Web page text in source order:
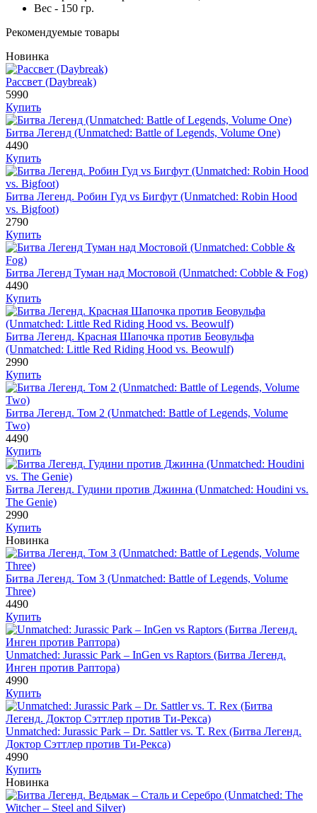
Вес - 150 гр.
Рекомендуемые товары
Новинка
Рассвет (Daybreak)
5990
Купить
Битва Легенд (Unmatched: Battle of Legends, Volume One)
4490
Купить
Битва Легенд. Робин Гуд vs Бигфут (Unmatched: Robin Hood
vs. Bigfoot)
2790
Купить
Битва Легенд Туман над Мостовой (Unmatched: Cobble & Fog)
4490
Купить
Битва Легенд. Красная Шапочка против Беовульфа
(Unmatched: Little Red Riding Hood vs. Beowulf)
2990
Купить
Битва Легенд. Том 2 (Unmatched: Battle of Legends, Volume
Two)
4490
Купить
Битва Легенд. Гудини против Джинна (Unmatched: Houdini vs.
The Genie)
2990
Купить
Новинка
Битва Легенд. Том 3 (Unmatched: Battle of Legends, Volume
Three)
4490
Купить
Unmatched: Jurassic Park – InGen vs Raptors (Битва Легенд.
Инген против Раптора)
4990
Купить
Unmatched: Jurassic Park – Dr. Sattler vs. T. Rex (Битва Легенд.
Доктор Сэттлер против Ти-Рекса)
4990
Купить
Новинка